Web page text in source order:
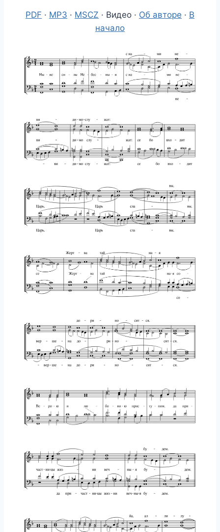
PDF · MP3 · MSCZ · Видео · Об авторе · В
начало